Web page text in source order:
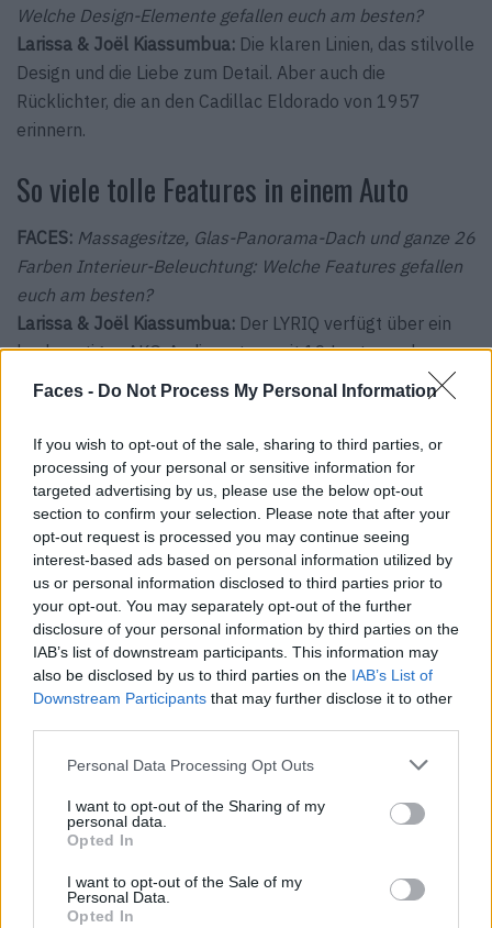
Faces - Do Not Process My Personal Information
If you wish to opt-out of the sale, sharing to third parties, or
processing of your personal or sensitive information for
targeted advertising by us, please use the below opt-out
section to confirm your selection. Please note that after your
opt-out request is processed you may continue seeing
interest-based ads based on personal information utilized by
us or personal information disclosed to third parties prior to
your opt-out. You may separately opt-out of the further
disclosure of your personal information by third parties on the
IAB’s list of downstream participants. This information may
also be disclosed by us to third parties on the IAB’s List of
Downstream Participants that may further disclose it to other
Personal Data Processing Opt Outs
I want to opt-out of the Sharing of my
personal data.
Opted In
I want to opt-out of the Sale of my
Personal Data.
Opted In
Welche Design-Elemente gefallen euch am besten?
Larissa & Joël Kiassumbua: Die klaren Linien, das stilvolle
Design und die Liebe zum Detail. Aber auch die
Rücklichter, die an den Cadillac Eldorado von 1957
erinnern.
So viele tolle Features in einem Auto
FACES: Massagesitze, Glas-Panorama-Dach und ganze 26
Farben Interieur-Beleuchtung: Welche Features gefallen
euch am besten?
Larissa & Joël Kiassumbua: Der LYRIQ verfügt über ein
hochwertiges AKG-Audiosystem mit 19 Lautsprechern,
das ein einmaliges Hörerlebnis bietet – gepaart mit einer
uns nicht mehr so schnell aus dem Auto kriegt.
FACES: Wie schafft es das Interieur, dass ihr euch darin
wie zuhause fühlt?
Larissa & Joël Kiassumbua: Das komfortable und
luxuriöse Interieur punktet bei uns auch mit seinen vielen
Ablagebereichen – wir tragen schließlich immer viele
Dinge mit uns rum, auch beim Autofahren!
FACES:Ihr wart während eines Tages mit dem LYRIQ
unterwegs. Welche Reaktionen von Menschen auf der
Straße konntet ihr beobachten?
Larissa & Joël Kiassumbua:Viele Menschen haben sich
an seiner blauen Farbe liegt, die sofort ins Auge sticht!
Besonders in Erinnerung geblieben ist uns ein kleiner
Junge, der mit seiner Schulklasse an uns vorbeikam und
rief: „Schaut mal, das ist ein neuer Cadillac!“ Natürlich ­